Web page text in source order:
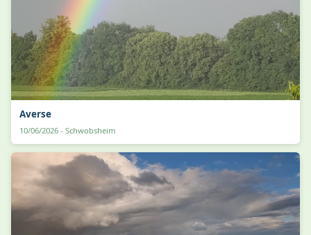
Averse
10/06/2026 - Schwobsheim